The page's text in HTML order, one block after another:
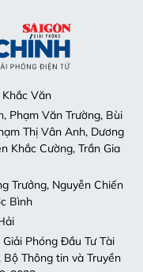
Văn
Phạm Văn Trường, Bùi
Thị Vân Anh, Dương
Khắc Cường, Trần Gia
Trưởng, Nguyễn Chiến
Bình
Phóng Đầu Tư Tài
Thông tin và Truyền